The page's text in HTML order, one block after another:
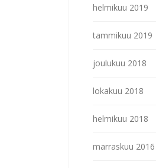
helmikuu 2019
tammikuu 2019
joulukuu 2018
lokakuu 2018
helmikuu 2018
marraskuu 2016